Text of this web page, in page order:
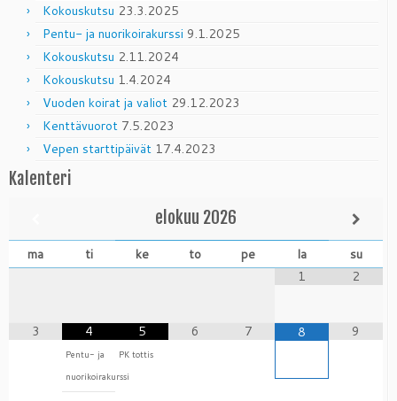
Kokouskutsu 23.3.2025
Pentu- ja nuorikoirakurssi 9.1.2025
Kokouskutsu 2.11.2024
Kokouskutsu 1.4.2024
Vuoden koirat ja valiot 29.12.2023
Kenttävuorot 7.5.2023
Vepen starttipäivät 17.4.2023
Kalenteri
elokuu 2026
ma ti ke to pe la
su
1
2
3 4
Pentu- ja
nuorikoirakurssi
5
PK tottis
6 7 8 9